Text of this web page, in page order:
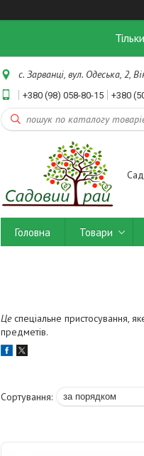
с. Зарванці, вул. Одеська, 2,
+380 (98) 058-80-15 +380
Головна Товари
Цеспеціальне пристосування,
предметів.